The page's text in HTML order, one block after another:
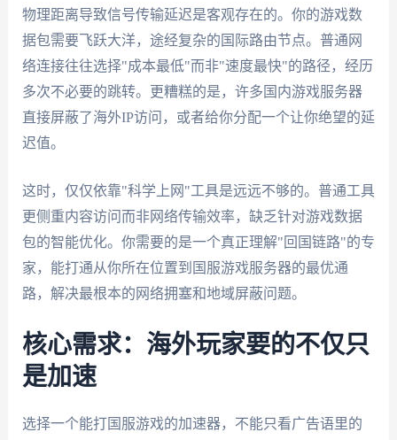
物理距离导致信号传输延迟是客观存在的。你的游戏数
据包需要飞跃大洋，途经复杂的国际路由节点。普通网
络连接往往选择"成本最低"而非"速度最快"的路径，经历
多次不必要的跳转。更糟糕的是，许多国内游戏服务器
直接屏蔽了海外IP访问，或者给你分配一个让你绝望的延
迟值。
这时，仅仅依靠"科学上网"工具是远远不够的。普通工具
更侧重内容访问而非网络传输效率，缺乏针对游戏数据
包的智能优化。你需要的是一个真正理解"回国链路"的专
家，能打通从你所在位置到国服游戏服务器的最优通
路，解决最根本的网络拥塞和地域屏蔽问题。
核心需求：海外玩家要的不仅只
是加速
选择一个能打国服游戏的加速器，不能只看广告语里的